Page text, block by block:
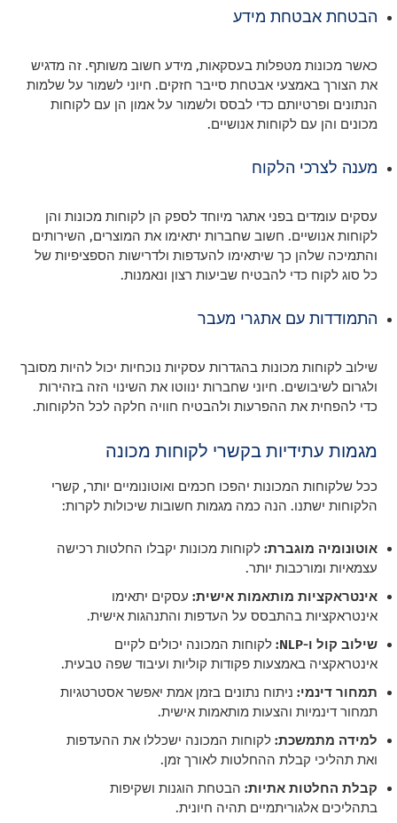
הבטחת אבטחת מידע
כאשר מכונות מטפלות בעסקאות, מידע חשוב משותף. זה מדגיש
את הצורך באמצעי אבטחת סייבר חזקים. חיוני לשמור על שלמות
הנתונים ופרטיותם כדי לבסס ולשמור על אמון הן עם לקוחות
מכונים והן עם לקוחות אנושיים.
מענה לצרכי הלקוח
עסקים עומדים בפני אתגר מיוחד לספק הן לקוחות מכונות והן
לקוחות אנושיים. חשוב שחברות יתאימו את המוצרים, השירותים
והתמיכה שלהן כך שיתאימו להעדפות ולדרישות הספציפיות של
כל סוג לקוח כדי להבטיח שביעות רצון ונאמנות.
התמודדות עם אתגרי מעבר
שילוב לקוחות מכונות בהגדרות עסקיות נוכחיות יכול להיות מסובך
ולגרום לשיבושים. חיוני שחברות ינווטו את השינוי הזה בזהירות
כדי להפחית את ההפרעות ולהבטיח חוויה חלקה לכל הלקוחות.
מגמות עתידיות בקשרי לקוחות מכונה
ככל שלקוחות המכונות יהפכו חכמים ואוטונומיים יותר, קשרי
הלקוחות ישתנו. הנה כמה מגמות חשובות שיכולות לקרות:
אוטונומיה מוגברת: לקוחות מכונות יקבלו החלטות רכישה
עצמאיות ומורכבות יותר.
אינטראקציות מותאמות אישית: עסקים יתאימו
אינטראקציות בהתבסס על העדפות והתנהגות אישית.
שילוב קול ו-NLP:
לקוחות המכונה יכולים לקיים
אינטראקציה באמצעות פקודות קוליות ועיבוד שפה טבעית.
תמחור דינמי: ניתוח נתונים בזמן אמת יאפשר אסטרטגיות
תמחור דינמיות והצעות מותאמות אישית.
למידה מתמשכת: לקוחות המכונה ישכללו את ההעדפות
ואת תהליכי קבלת ההחלטות לאורך זמן.
קבלת החלטות אתיות: הבטחת הוגנות ושקיפות
בתהליכים אלגוריתמיים תהיה חיונית.